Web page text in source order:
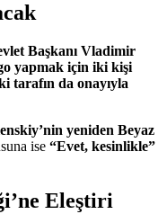
Başkanı Vladimir
yapmak için iki kişi
tarafın da onayıyla
yeniden Beyaz
ise “Evet, kesinlikle”
Eleştiri